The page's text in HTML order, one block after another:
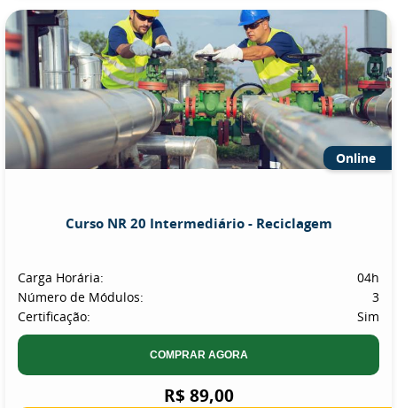
Online
Curso NR 20 Intermediário - Reciclagem
Carga Horária:
04h
Número de Módulos:
3
Certificação:
Sim
COMPRAR AGORA
R$ 89,00